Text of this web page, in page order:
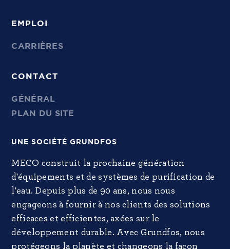
EMPLOI
CARRIÈRES
CONTACT
GÉNÉRAL
PLAN DU SITE
UNE SOCIÉTÉ GRUNDFOS
MECO construit la prochaine génération
d'équipements et de systèmes de purification de
l'eau. Depuis plus de 90 ans, nous nous
engageons à fournir à nos clients des solutions
efficaces et efficientes, axées sur le
développement durable. Avec Grundfos, nous
protégeons la planète et changeons la façon